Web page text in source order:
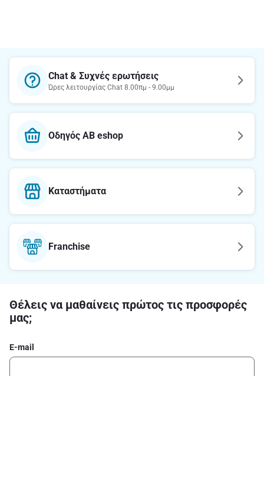
Chat & Συχνές ερωτήσεις
Ώρες λειτουργίας Chat 8.00πμ - 9.00μμ
Οδηγός AB eshop
Καταστήματα
Franchise
Θέλεις να μαθαίνεις πρώτος τις προσφορές
μας;
E-mail